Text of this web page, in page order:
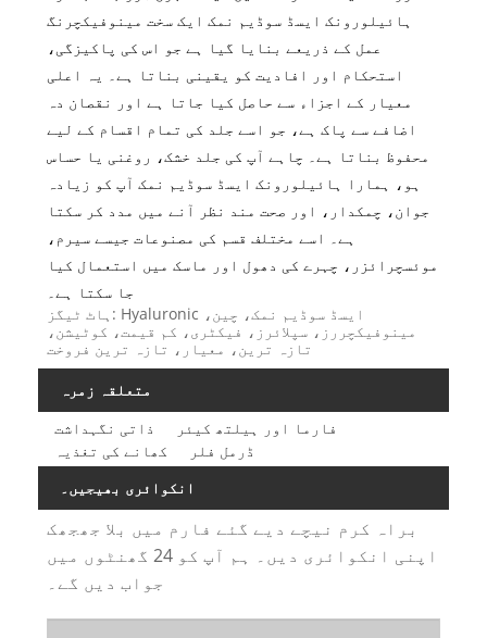
ہائیلورونک ایسڈ سوڈیم نمک ایک سخت مینوفیکچرنگ
عمل کے ذریعے بنایا گیا ہے جو اس کی پاکیزگی،
استحکام اور افادیت کو یقینی بناتا ہے۔ یہ اعلی
معیار کے اجزاء سے حاصل کیا جاتا ہے اور نقصان دہ
اضافے سے پاک ہے، جو اسے جلد کی تمام اقسام کے لیے
محفوظ بناتا ہے۔ چاہے آپ کی جلد خشک، روغنی یا حساس
ہو، ہمارا ہائیلورونک ایسڈ سوڈیم نمک آپ کو زیادہ
جوان، چمکدار، اور صحت مند نظر آنے میں مدد کر سکتا
ہے۔ اسے مختلف قسم کی مصنوعات جیسے سیرم،
موئسچرائزر، چہرے کی دھول اور ماسک میں استعمال کیا
جا سکتا ہے۔
ہاٹ ٹیگز: Hyaluronic ایسڈ سوڈیم نمک، چین،
مینوفیکچررز، سپلائرز، فیکٹری، کم قیمت، کوٹیشن،
تازہ ترین، معیار، تازہ ترین فروخت
متعلقہ زمرہ
ذاتی نگہداشت
فارما اور ہیلتھ کیئر
کھانے کی تغذیہ
ڈرمل فلر
انکوائری بھیجیں۔
براہ کرم نیچے دیے گئے فارم میں بلا جھجھک
اپنی انکوائری دیں۔ ہم آپ کو 24 گھنٹوں میں
جواب دیں گے۔